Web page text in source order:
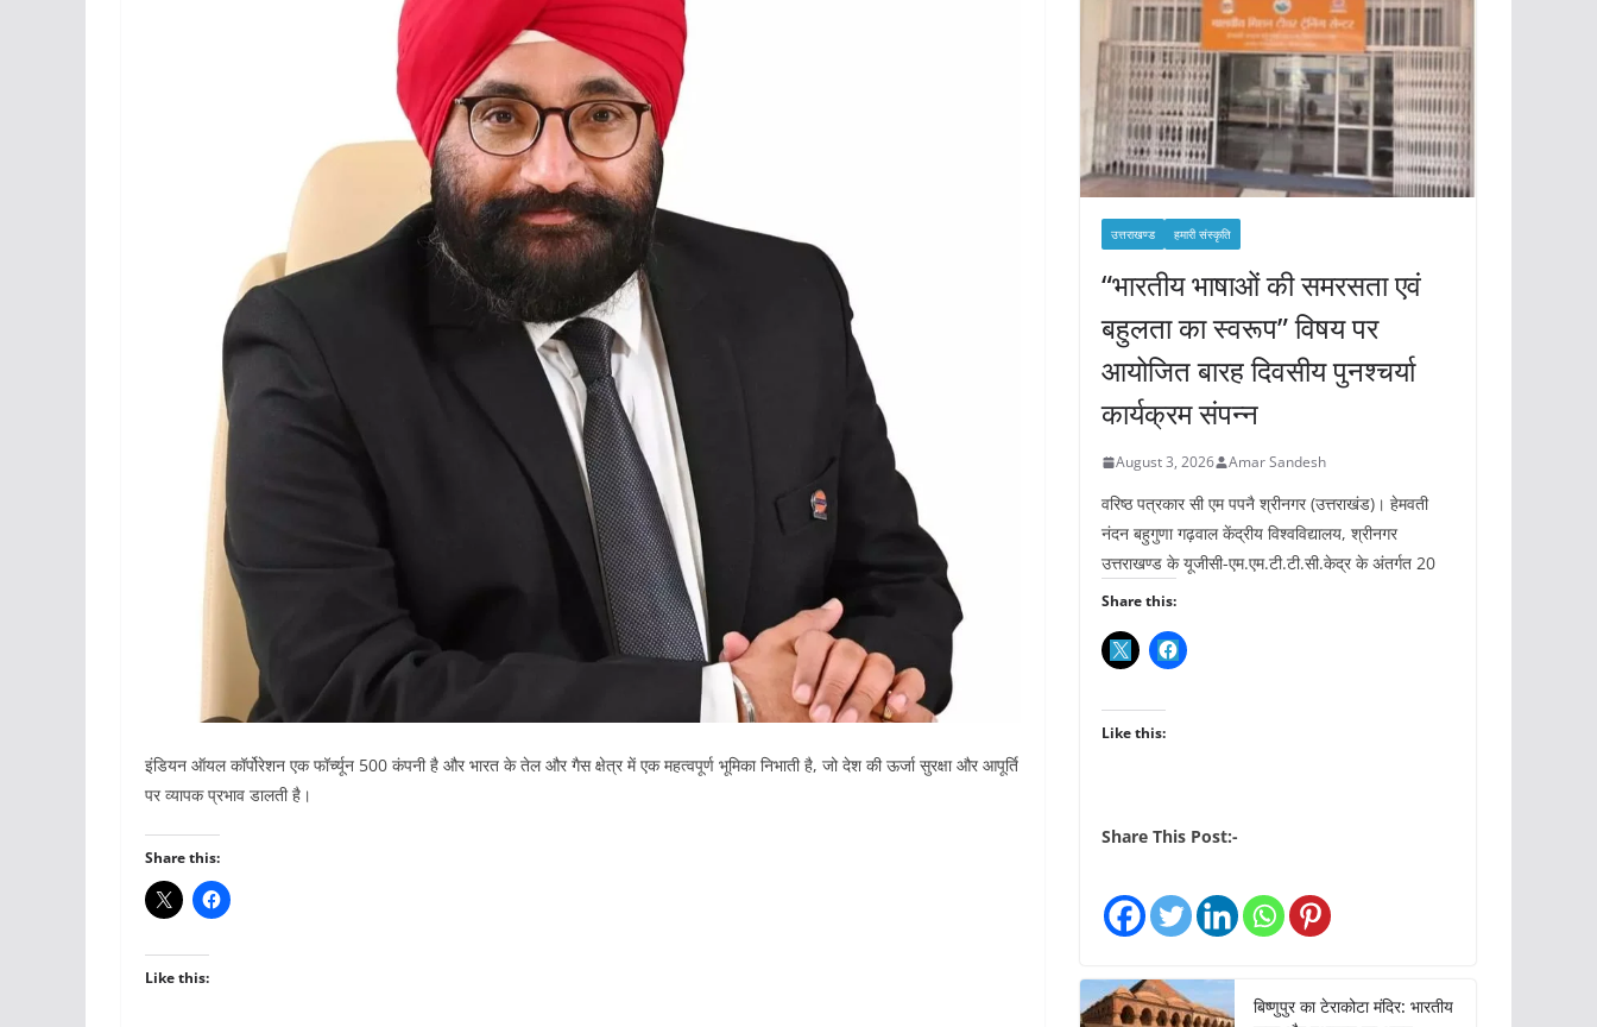
इंडियन ऑयल कॉर्पोरेशन एक फॉर्च्यून 500 कंपनी है और भारत के तेल और गैस क्षेत्र में एक महत्वपूर्ण भूमिका निभाती है, जो देश की ऊर्जा सुरक्षा और आपूर्ति
पर व्यापक प्रभाव डालती है।
Share this:
Like this:
उत्तराखण्ड हमारी संस्कृति
“भारतीय भाषाओं की समरसता एवं
बहुलता का स्वरूप” विषय पर
आयोजित बारह दिवसीय पुनश्चर्या
कार्यक्रम संपन्न
August 3, 2026 Amar Sandesh
वरिष्ठ पत्रकार सी एम पपनै श्रीनगर (उत्तराखंड)। हेमवती
नंदन बहुगुणा गढ़वाल केंद्रीय विश्वविद्यालय, श्रीनगर
उत्तराखण्ड के यूजीसी-एम.एम.टी.टी.सी.केद्र के अंतर्गत 20
Share this:
Like this:
Share This Post:-
बिष्णुपुर का टेराकोटा मंदिर: भारतीय